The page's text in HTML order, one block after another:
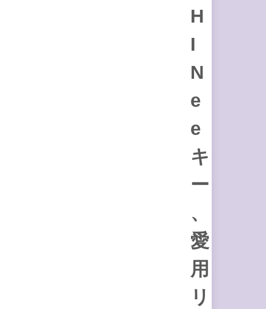
H
I
N
e
e
キ
ー
、
愛
用
リ